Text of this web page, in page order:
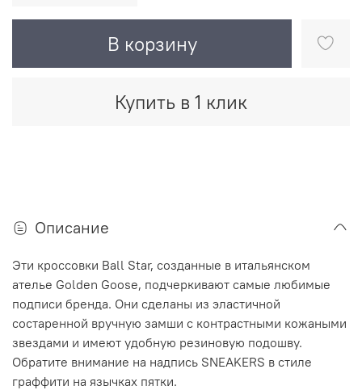
В корзину
Купить в 1 клик
Описание
Эти кроссовки Ball Star, созданные в итальянском
ателье Golden Goose, подчеркивают самые любимые
подписи бренда. Они сделаны из эластичной
состаренной вручную замши с контрастными кожаными
звездами и имеют удобную резиновую подошву.
Обратите внимание на надпись SNEAKERS в стиле
граффити на язычках пятки.